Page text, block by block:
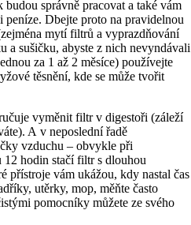
budou správně pracovat a také vám
Dbejte proto na pravidelnou
mytí filtrů a vyprazdňování
a sušičku, abyste z nich nevyndávali
za 1 až 2 měsíce) používejte
těsnění, kde se může tvořit
vyměnit filtr v digestoři (záleží
A v neposlední řadě
vzduchu – obvykle při
hodin stačí filtr s dlouhou
přístroje vám ukážou, kdy nastal čas
utěrky, mop, měňte často
pomocníky můžete ze svého